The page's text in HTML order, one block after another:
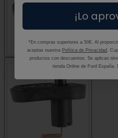
¡Lo
*En compras superiores a 50€. Al
aceptas nuestra Política de Privacidad .
productos con descuentos. Se aplican
tienda Online de Ford España.